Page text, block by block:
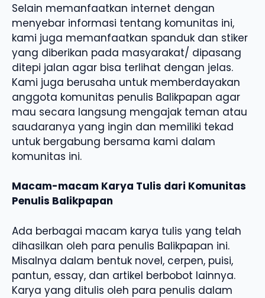
Selain memanfaatkan internet dengan
menyebar informasi tentang komunitas ini,
kami juga memanfaatkan spanduk dan stiker
yang diberikan pada masyarakat/ dipasang
ditepi jalan agar bisa terlihat dengan jelas.
Kami juga berusaha untuk memberdayakan
anggota komunitas penulis Balikpapan agar
mau secara langsung mengajak teman atau
saudaranya yang ingin dan memiliki tekad
untuk bergabung bersama kami dalam
komunitas ini.
Macam-macam Karya Tulis dari Komunitas
Penulis Balikpapan
Ada berbagai macam karya tulis yang telah
dihasilkan oleh para penulis Balikpapan ini.
Misalnya dalam bentuk novel, cerpen, puisi,
pantun, essay, dan artikel berbobot lainnya.
Karya yang ditulis oleh para penulis dalam